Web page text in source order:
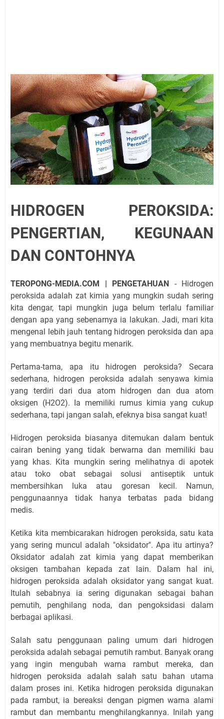
HIDROGEN PEROKSIDA:
PENGERTIAN, KEGUNAAN
DAN CONTOHNYA
TEROPONG-MEDIA.COM | PENGETAHUAN
- Hidrogen
peroksida adalah zat kimia yang mungkin sudah sering
kita dengar, tapi mungkin juga belum terlalu familiar
dengan apa yang sebenarnya ia lakukan. Jadi, mari kita
mengenal lebih jauh tentang hidrogen peroksida dan apa
yang membuatnya begitu menarik.
Pertama-tama, apa itu hidrogen peroksida? Secara
sederhana, hidrogen peroksida adalah senyawa kimia
yang terdiri dari dua atom hidrogen dan dua atom
oksigen (H2O2). Ia memiliki rumus kimia yang cukup
sederhana, tapi jangan salah, efeknya bisa sangat kuat!
Hidrogen peroksida biasanya ditemukan dalam bentuk
cairan bening yang tidak berwarna dan memiliki bau
yang khas. Kita mungkin sering melihatnya di apotek
atau toko obat sebagai solusi antiseptik untuk
membersihkan luka atau goresan kecil. Namun,
penggunaannya tidak hanya terbatas pada bidang
medis.
Ketika kita membicarakan hidrogen peroksida, satu kata
yang sering muncul adalah "oksidator". Apa itu artinya?
Oksidator adalah zat kimia yang dapat memberikan
oksigen tambahan kepada zat lain. Dalam hal ini,
hidrogen peroksida adalah oksidator yang sangat kuat.
Itulah sebabnya ia sering digunakan sebagai bahan
pemutih, penghilang noda, dan pengoksidasi dalam
berbagai aplikasi.
Salah satu penggunaan paling umum dari hidrogen
peroksida adalah sebagai pemutih rambut. Banyak orang
yang ingin mengubah warna rambut mereka, dan
hidrogen peroksida adalah salah satu bahan utama
dalam proses ini. Ketika hidrogen peroksida digunakan
pada rambut, ia bereaksi dengan pigmen warna alami
rambut dan membantu menghilangkannya. Inilah yang